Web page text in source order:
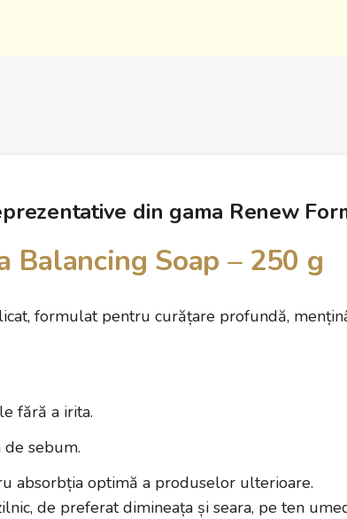
din gama Renew
Balancing Soap – 250 g
formulat pentru curățare profundă,
fără a irita.
sebum.
absorbția optimă a produselor ulterioare.
de preferat dimineața și seara, pe ten